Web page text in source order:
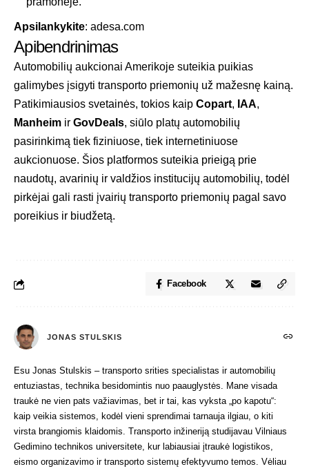
Apsilankykite: adesa.com
Apibendrinimas
Automobilių aukcionai Amerikoje suteikia puikias
galimybes įsigyti transporto priemonių už mažesnę kainą.
Patikimiausios svetainės, tokios kaip Copart, IAA,
Manheim ir GovDeals, siūlo platų automobilių
pasirinkimą tiek fiziniuose, tiek internetiniuose
aukcionuose. Šios platformos suteikia prieigą prie
naudotų, avarinių ir valdžios institucijų automobilių, todėl
pirkėjai gali rasti įvairių transporto priemonių pagal savo
poreikius ir biudžetą.
Facebook
JONAS STULSKIS
Esu Jonas Stulskis – transporto srities specialistas ir automobilių
entuziastas, technika besidomintis nuo paauglystės. Mane visada
traukė ne vien pats važiavimas, bet ir tai, kas vyksta „po kapotu“:
kaip veikia sistemos, kodėl vieni sprendimai tarnauja ilgiau, o kiti
virsta brangiomis klaidomis. Transporto inžineriją studijavau Vilniaus
Gedimino technikos universitete, kur labiausiai įtraukė logistikos,
eismo organizavimo ir transporto sistemų efektyvumo temos. Vėliau